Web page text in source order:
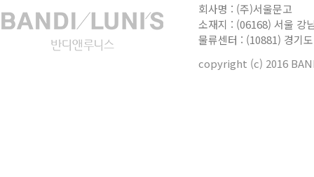
[공지]
[공지]
회사명 : (주)서울문고
소재지 : (06168) 서울 강
물류센터 : (10881) 경기
copyright (c) 2016